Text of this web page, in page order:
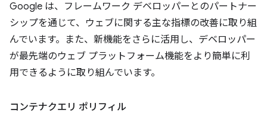
Google は、フレームワーク デベロッパーとのパートナー
シップを通じて、ウェブに関する主な指標の改善に取り組
んでいます。また、新機能をさらに活用し、デベロッパー
が最先端のウェブ プラットフォーム機能をより簡単に利
用できるように取り組んでいます。
コンテナクエリ ポリフィル